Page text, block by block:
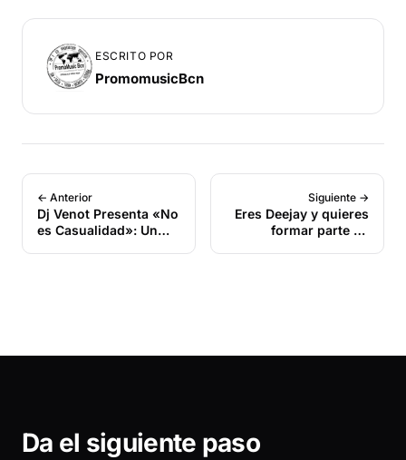
ESCRITO POR
PromomusicBcn
← Anterior
Dj Venot Presenta «No
es Casualidad»: Un
Siguiente →
Eres Deejay y quieres
formar parte de
Da el siguiente paso